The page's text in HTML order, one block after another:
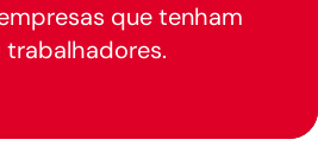
que tenham
trabalhadores.